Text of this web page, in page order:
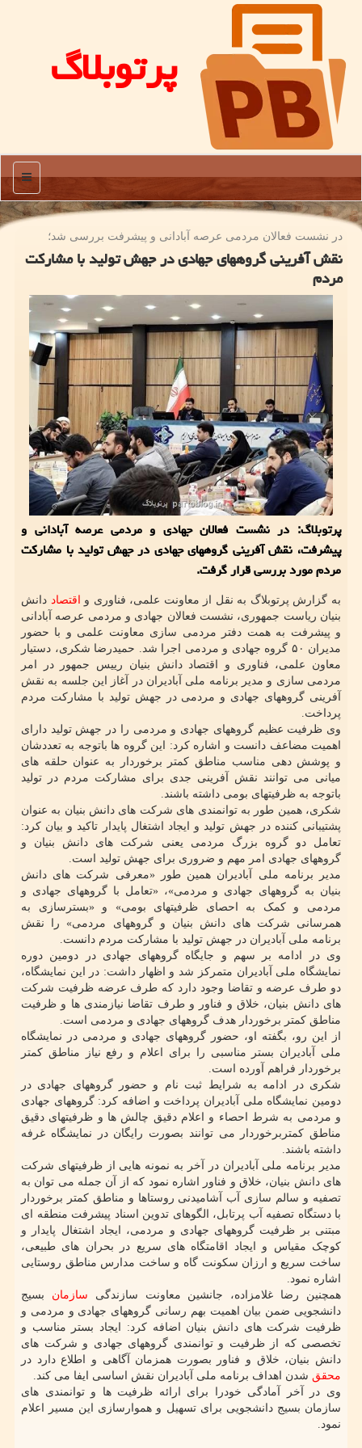
پرتوبلاگ
منو
در نشست فعالان مردمی عرصه آبادانی و پیشرفت بررسی شد؛
نقش آفرینی گروههای جهادی در جهش تولید با مشارکت
مردم
پرتوبلاگ: در نشست فعالان جهادی و مردمی عرصه آبادانی و
پیشرفت، نقش آفرینی گروههای جهادی در جهش تولید با مشارکت
مردم مورد بررسی قرار گرفت.
به گزارش پرتوبلاگ به نقل از معاونت علمی، فناوری و اقتصاد دانش
بنیان ریاست جمهوری، نشست فعالان جهادی و مردمی عرصه آبادانی
و پیشرفت به همت دفتر مردمی سازی معاونت علمی و با حضور
مدیران ۵۰ گروه جهادی و مردمی اجرا شد. حمیدرضا شکری، دستیار
معاون علمی، فناوری و اقتصاد دانش بنیان رییس جمهور در امر
مردمی سازی و مدیر برنامه ملی آبادیران در آغاز این جلسه به نقش
آفرینی گروههای جهادی و مردمی در جهش تولید با مشارکت مردم
پرداخت.
وی ظرفیت عظیم گروههای جهادی و مردمی را در جهش تولید دارای
اهمیت مضاعف دانست و اشاره کرد: این گروه ها باتوجه به تعددشان
و پوشش دهی مناسب مناطق کمتر برخوردار به عنوان حلقه های
میانی می توانند نقش آفرینی جدی برای مشارکت مردم در تولید
باتوجه به ظرفیتهای بومی داشته باشند.
شکری، همین طور به توانمندی های شرکت های دانش بنیان به عنوان
پشتیبانی کننده در جهش تولید و ایجاد اشتغال پایدار تاکید و بیان کرد:
تعامل دو گروه بزرگ مردمی یعنی شرکت های دانش بنیان و
گروههای جهادی امر مهم و ضروری برای جهش تولید است.
مدیر برنامه ملی آبادیران همین طور «معرفی شرکت های دانش
بنیان به گروههای جهادی و مردمی»، «تعامل با گروههای جهادی و
مردمی و کمک به احصای ظرفیتهای بومی» و «بسترسازی به
همرسانی شرکت های دانش بنیان و گروههای مردمی» را نقش
برنامه ملی آبادیران در جهش تولید با مشارکت مردم دانست.
وی در ادامه بر سهم و جایگاه گروههای جهادی در دومین دوره
نمایشگاه ملی آبادیران متمرکز شد و اظهار داشت: در این نمایشگاه،
دو طرف عرضه و تقاضا وجود دارد که طرف عرضه ظرفیت شرکت
های دانش بنیان، خلاق و فناور و طرف تقاضا نیازمندی ها و ظرفیت
مناطق کمتر برخوردار هدف گروههای جهادی و مردمی است.
از این رو، بگفته او، حضور گروههای جهادی و مردمی در نمایشگاه
ملی آبادیران بستر مناسبی را برای اعلام و رفع نیاز مناطق کمتر
برخوردار فراهم آورده است.
شکری در ادامه به شرایط ثبت نام و حضور گروههای جهادی در
دومین نمایشگاه ملی آبادیران پرداخت و اضافه کرد: گروههای جهادی
و مردمی به شرط احصاء و اعلام دقیق چالش ها و ظرفیتهای دقیق
مناطق کمتربرخوردار می توانند بصورت رایگان در نمایشگاه غرفه
داشته باشند.
مدیر برنامه ملی آبادیران در آخر به نمونه هایی از ظرفیتهای شرکت
های دانش بنیان، خلاق و فناور اشاره نمود که از آن جمله می توان به
تصفیه و سالم سازی آب آشامیدنی روستاها و مناطق کمتر برخوردار
با دستگاه تصفیه آب پرتابل، الگوهای تدوین اسناد پیشرفت منطقه ای
مبتنی بر ظرفیت گروههای جهادی و مردمی، ایجاد اشتغال پایدار و
کوچک مقیاس و ایجاد اقامتگاه های سریع در بحران های طبیعی،
ساخت سریع و ارزان سکونت گاه و ساخت مدارس مناطق روستایی
اشاره نمود.
همچنین رضا غلامزاده، جانشین معاونت سازندگی سازمان بسیج
دانشجویی ضمن بیان اهمیت بهم رسانی گروههای جهادی و مردمی و
ظرفیت شرکت های دانش بنیان اضافه کرد: ایجاد بستر مناسب و
تخصصی که از ظرفیت و توانمندی گروههای جهادی و شرکت های
دانش بنیان، خلاق و فناور بصورت همزمان آگاهی و اطلاع دارد در
محقق شدن اهداف برنامه ملی آبادیران نقش اساسی ایفا می کند.
وی در آخر آمادگی خودرا برای ارائه ظرفیت ها و توانمندی های
سازمان بسیج دانشجویی برای تسهیل و هموارسازی این مسیر اعلام
نمود.